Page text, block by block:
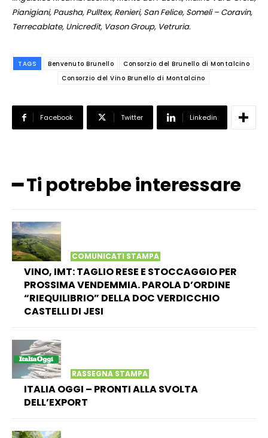
Pianigiani, Pausha, Pulltex, Renieri, San Felice, Someli – Coravin,
Terrecablate, Unicredit, Vason Group, Vetruria.
TAGS Benvenuto Brunello
Consorzio del Brunello di Montalcino
Consorzio del Vino Brunello di Montalcino
Facebook Twitter Linkedin
━ Ti potrebbe interessare
COMUNICATI STAMPA
VINO, IMT: TAGLIO RESE E STOCCAGGIO PER
PROSSIMA VENDEMMIA. PAROLA D’ORDINE
“RIEQUILIBRIO” DELLA DOC VERDICCHIO
CASTELLI DI JESI
RASSEGNA STAMPA
ITALIA OGGI – PRONTI ALLA SVOLTA
DELL’EXPORT